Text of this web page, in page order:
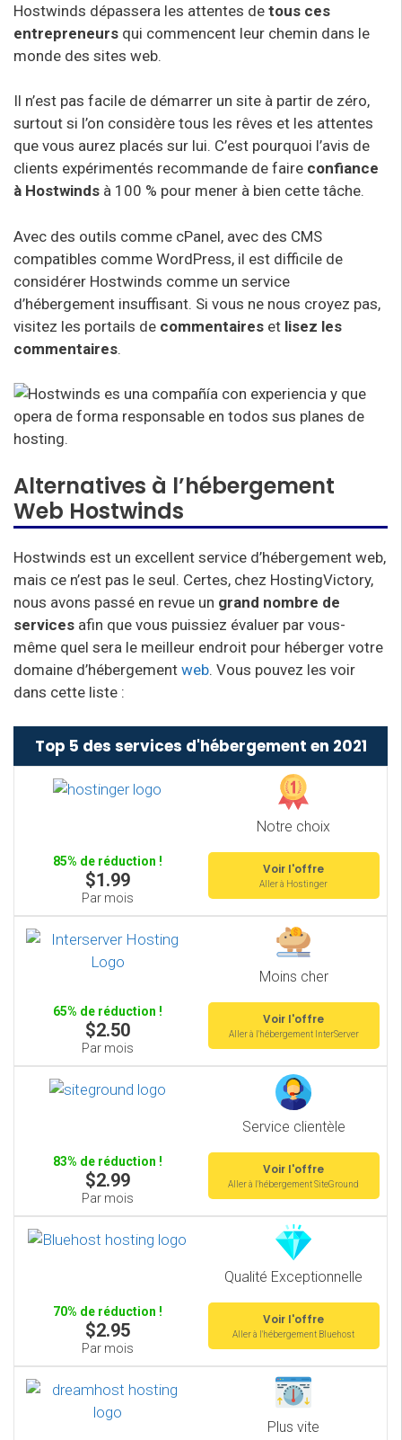
Hostwinds dépassera les attentes de tous ces
entrepreneurs qui commencent leur chemin dans le
monde des sites web.
Il n’est pas facile de démarrer un site à partir de zéro,
surtout si l’on considère tous les rêves et les attentes
que vous aurez placés sur lui. C’est pourquoi l’avis de
clients expérimentés recommande de faire confiance
à Hostwinds à 100 % pour mener à bien cette tâche.
Avec des outils comme cPanel, avec des CMS
compatibles comme WordPress, il est difficile de
considérer Hostwinds comme un service
d’hébergement insuffisant. Si vous ne nous croyez pas,
visitez les portails de commentaires et lisez les
commentaires.
Alternatives à l’hébergement
Web Hostwinds
Hostwinds est un excellent service d’hébergement web,
mais ce n’est pas le seul. Certes, chez HostingVictory,
nous avons passé en revue un grand nombre de
services afin que vous puissiez évaluer par vous-
même quel sera le meilleur endroit pour héberger votre
domaine d’hébergement web. Vous pouvez les voir
dans cette liste :
Top 5 des services d'hébergement en 2021
Notre choix
85% de réduction !
$1.99
Par mois
Voir l'offre
Aller à Hostinger
Moins cher
65% de réduction !
$2.50
Par mois
Voir l'offre
Aller à l'hébergement InterServer
Service clientèle
83% de réduction !
$2.99
Par mois
Voir l'offre
Aller à l'hébergement SiteGround
Qualité Exceptionnelle
70% de réduction !
$2.95
Par mois
Voir l'offre
Aller à l'hébergement Bluehost
Plus vite